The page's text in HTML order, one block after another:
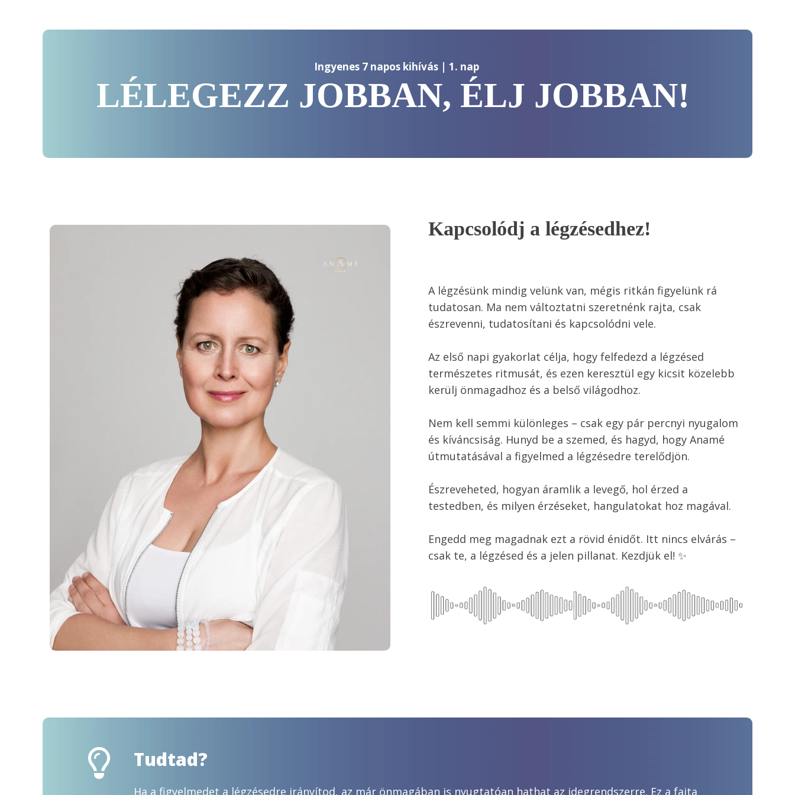
Ingyenes 7 napos kihívás | 1. nap
LÉLEGEZZ JOBBAN, ÉLJ JOBBAN!
Kapcsolódj a légzésedhez!
A légzésünk mindig velünk van, mégis ritkán figyelünk rá
tudatosan. Ma nem változtatni szeretnénk rajta, csak
észrevenni, tudatosítani és kapcsolódni vele.
Az első napi gyakorlat célja, hogy felfedezd a légzésed
természetes ritmusát, és ezen keresztül egy kicsit közelebb
kerülj önmagadhoz és a belső világodhoz.
Nem kell semmi különleges – csak egy pár percnyi nyugalom
és kíváncsiság. Hunyd be a szemed, és hagyd, hogy Anamé
útmutatásával a figyelmed a légzésedre terelődjön.
Észreveheted, hogyan áramlik a levegő, hol érzed a
testedben, és milyen érzéseket, hangulatokat hoz magával.
Engedd meg magadnak ezt a rövid énidőt. Itt nincs elvárás –
csak te, a légzésed és a jelen pillanat. Kezdjük el! ✨
Tudtad?
Ha a figyelmedet a légzésedre irányítod, az már önmagában is nyugtatóan hathat az idegrendszerre. Ez a fajta